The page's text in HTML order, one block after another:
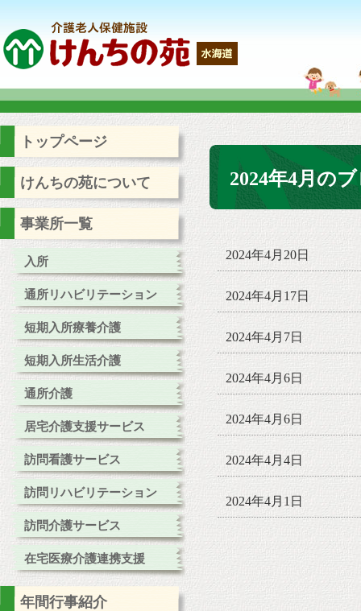
トップページ
けんちの苑について
事業所一覧
入所
通所リハビリテーション
短期入所療養介護
短期入所生活介護
通所介護
居宅介護支援サービス
訪問看護サービス
訪問リハビリテーション
訪問介護サービス
在宅医療介護連携支援
年間行事紹介
2024年4月の
2024年4月20日
2024年4月17日
2024年4月7日
2024年4月6日
2024年4月6日
2024年4月4日
2024年4月1日